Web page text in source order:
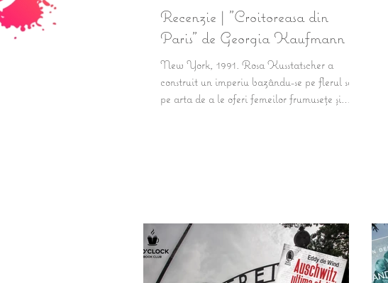
Recenzie | "Croitoreasa din
Paris" de Georgia Kaufmann
New York, 1991. Rosa Kusstatscher a
construit un imperiu bazându-se pe flerul său,
pe arta de a le oferi femeilor frumusețe și